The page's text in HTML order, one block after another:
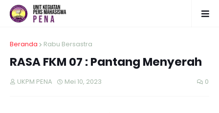
Beranda Rabu Bersastra
RASA FKM 07 : Pantang Menyerah
UKPM PENA Mei 10, 2023 0